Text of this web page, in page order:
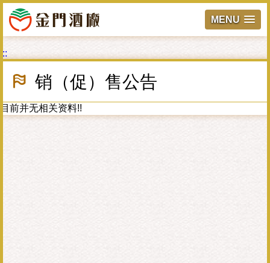
MENU
跳
到
容
區
:::
销（促）售公告
目前并无相关资料!!